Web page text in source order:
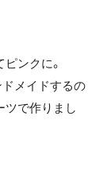
ンクに。
メイドするの
ツで作りまし